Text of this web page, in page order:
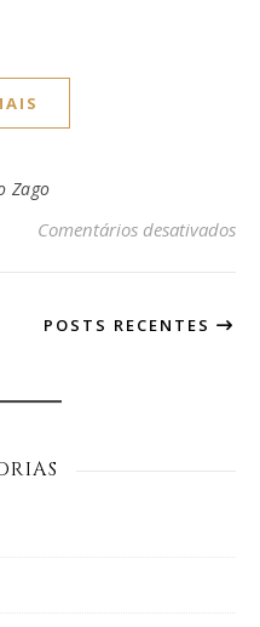
Zago
Comentários desativados
POSTS RECENTES